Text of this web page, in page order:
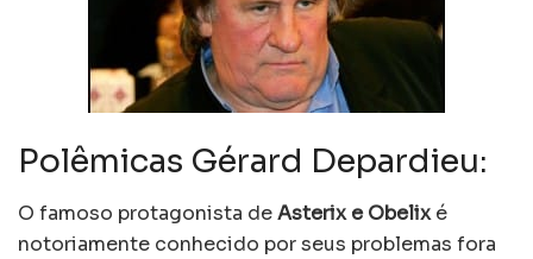
Polêmicas Gérard Depardieu:
O famoso protagonista deAsterix e Obelixé
notoriamente conhecido por seus problemas fora